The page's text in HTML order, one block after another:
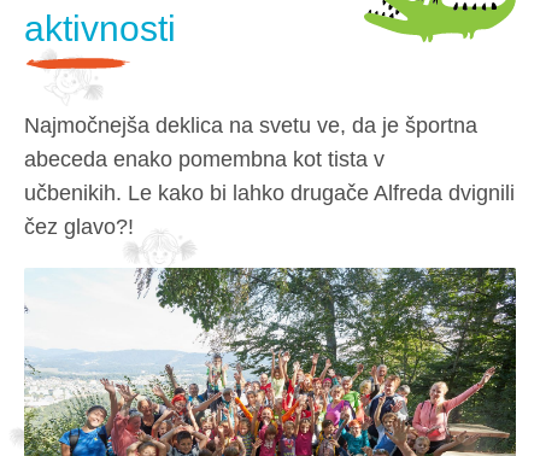
aktivnosti
Najmočnejša deklica na svetu ve, da je športna
abeceda enako pomembna kot tista v
učbenikih. Le kako bi lahko drugače Alfreda dvignili
čez glavo?!